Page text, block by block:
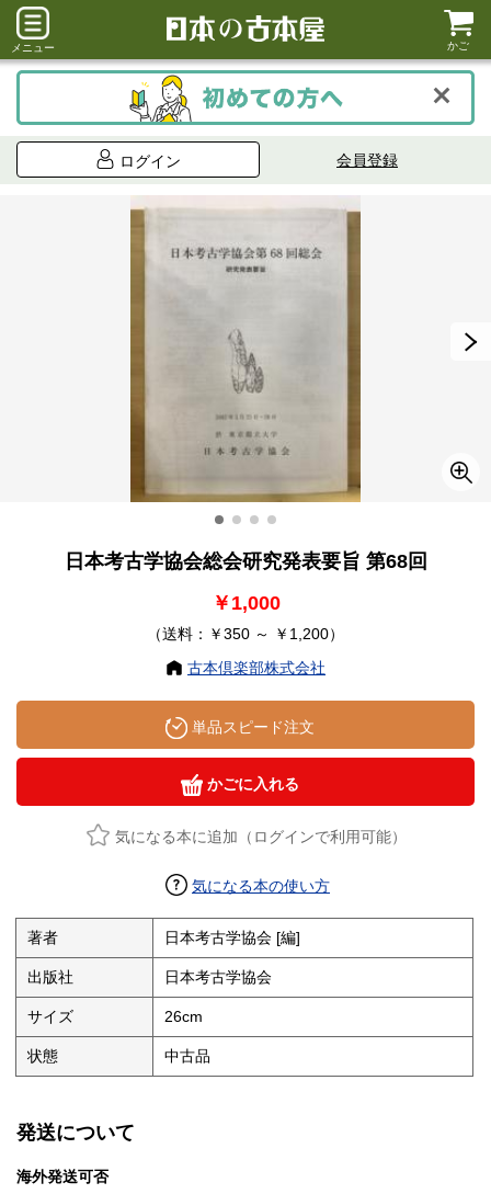
メニュー かご
ログイン 会員登録
日本考古学協会総会研究発表要旨 第68回
￥1,000
（送料：￥350 ～ ￥1,200）
古本倶楽部株式会社
単品スピード注文
かごに入れる
気になる本に追加（ログインで利用可能）
気になる本の使い方
著者 日本考古学協会 [編]
出版社 日本考古学協会
サイズ 26cm
状態 中古品
発送について
海外発送可否